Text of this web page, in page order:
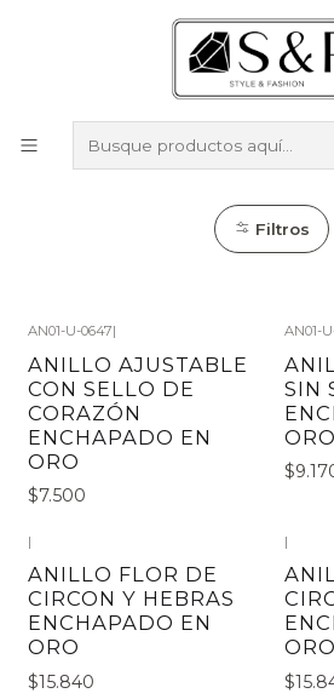
Compra sobre $50.000 en productos y
Despacho gratis por
Anillos Anillos
Anillos
Filtros
AN01-U-0647|
ANILLO AJUSTABLE
CON SELLO DE
CORAZÓN
ENCHAPADO EN
ORO
$7.500
AN01-
SIN
ORO
|
ANILLO FLOR DE
CIRCON Y HEBRAS
ENCHAPADO EN
ORO
$15.840
|
ORO